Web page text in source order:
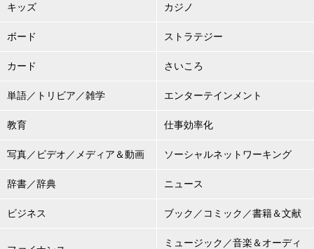
キッズ カジノ
ボード ストラテジー
カード さいころ
単語／トリビア／雑学 エンターテインメント
教育 仕事効率化
写真／ビデオ／メディア＆動画 ソーシャルネットワーキング
辞書／辞典 ニュース
ビジネス ブック／コミック／書籍＆文献
ミュージック／音楽＆オーディ